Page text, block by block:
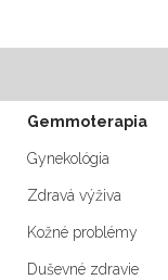
Gemmoterapia
Gynekológia
Zdravá výživa
Kožné problémy
Duševné zdravie